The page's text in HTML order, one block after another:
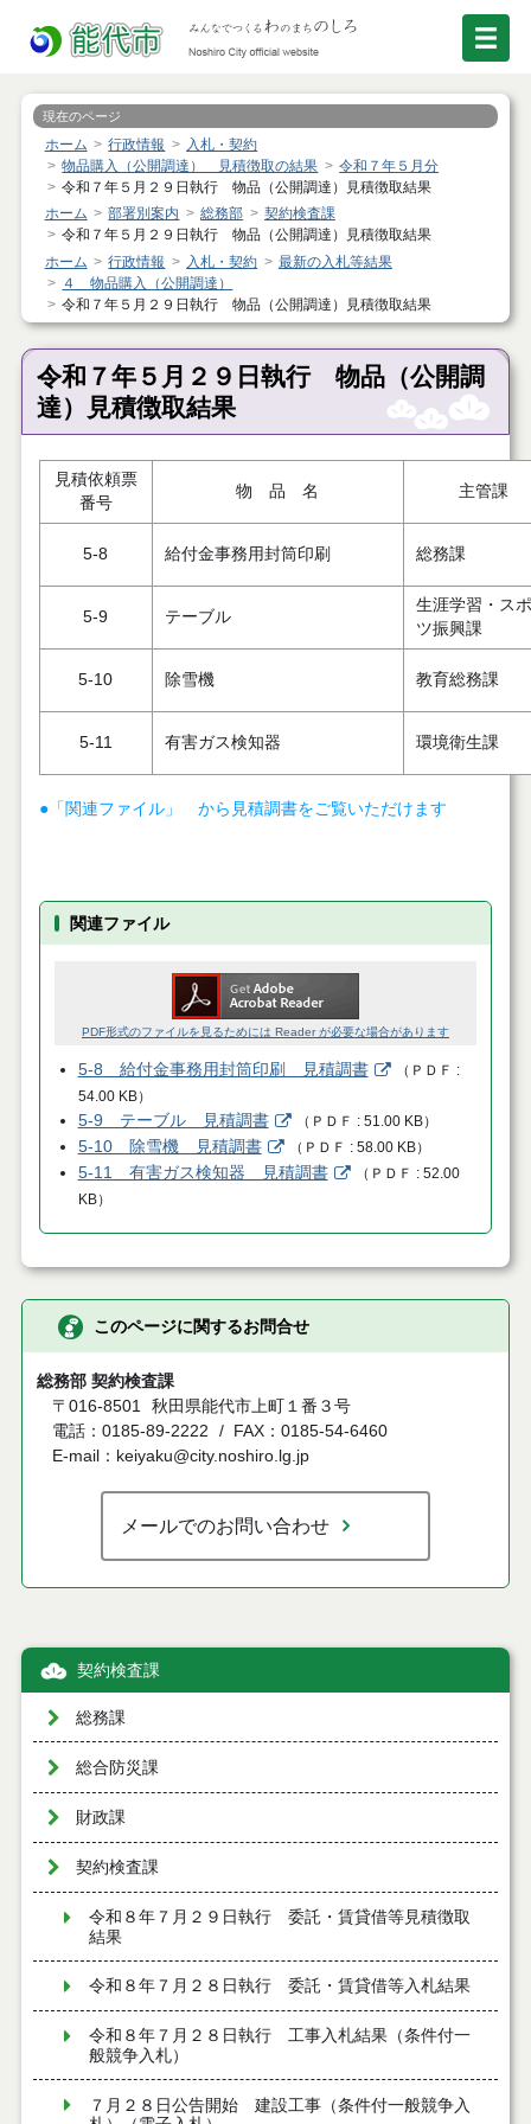
現在のページ
ホーム 行政情報
入札・契約
物品購入（公開調達） 見積徴取の結果
令和７年５月分
令和７年５月２９日執行 物品（公開調達）見積徴取結果
ホーム
部署別案内 総務部
契約検査課
令和７年５月２９日執行 物品（公開調達）見積徴取結果
ホーム
行政情報 入札・契約
最新の入札等結果
４ 物品購入（公開調達）
令和７年５月２９日執行 物品（公開調達）見積徴取結果
令和７年５月２９日執行 物品（公開調
達）見積徴取結果
見積依頼票
番号
物 品 名 主管課
5-8 給付金事務用封筒印刷 総務課
5-9 テーブル
生涯学習・ス
ツ振興課
5-10 除雪機 教育総務課
5-11 有害ガス検知器 環境衛生課
●「関連ファイル」 から見積調書をご覧いただけます
関連ファイル
PDF形式のファイルを見るためには Reader が必要な場合があります
5-8 給付金事務用封筒印刷 見積調書 （ ＰＤＦ
54.00 KB）
5-9 テーブル 見積調書 （ ＰＤＦ 51.00 KB）
5-10 除雪機 見積調書 （ ＰＤＦ 58.00 KB）
5-11 有害ガス検知器 見積調書 （ ＰＤＦ
52.00
KB）
このページに関するお問合せ
総務部 契約検査課
〒016-8501 秋田県能代市上町１番３号
電話：0185-89-2222
FAX：0185-54-6460
E-mail：keiyaku@city.noshiro.lg.jp
メールでのお問い合わせ
契約検査課
総務課
総合防災課
財政課
契約検査課
令和８年７月２９日執行 委託・賃貸借等見積徴取
結果
令和８年７月２８日執行 委託・賃貸借等入札結果
令和８年７月２８日執行 工事入札結果（条件付一
般競争入札）
７月２８日公告開始 建設工事（条件付一般競争入